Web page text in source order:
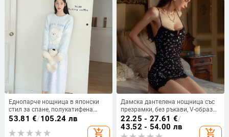
Еднопарче нощница в японски
стил за спане, полукатифена
материя, кръгло деколте, дълги
53.81 €/105.24 лв
add_shopping_cart
Дамска дантелена нощница със
презрамки, без ръкави, V-образно
деколте, подплатени чашки,
полиестер, умерена плътност
181-200 g/m², лятна колекция
22.25 - 27.61 €/
43.52 - 54.00 лв
add_shopping_cart